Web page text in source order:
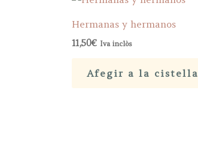
Hermanas y hermanos
11,50€ Iva inclòs
Afegir a la cistella